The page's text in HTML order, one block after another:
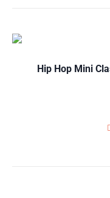
Hip Hop Mini